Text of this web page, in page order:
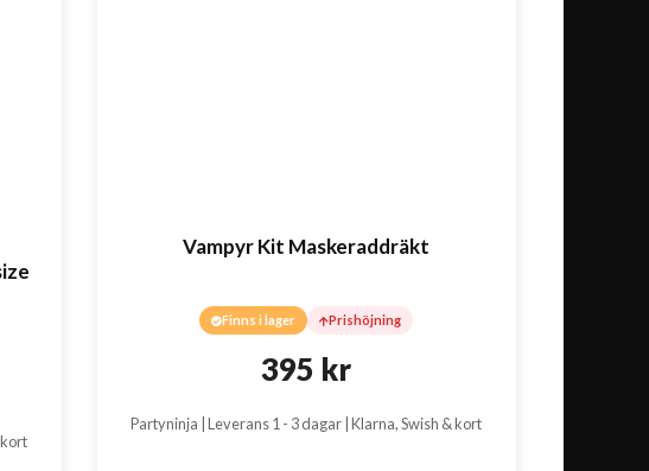
Vampyr Kit Maskeraddräkt
Finns i lager Prishöjning
395 kr
Partyninja | Leverans 1 - 3 dagar | Klarna, Swish & kort